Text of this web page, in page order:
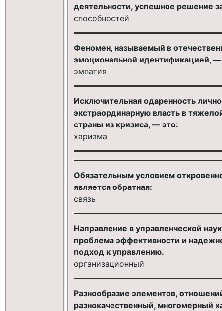
деятельности, успешное решение
способностей
Феномен, называемый в
эмоциональной идентификацией, —
эмпатия
Исключительная одаренность
экстраординарную власть в
страны из кризиса, — это:
харизма
Обязательным условием
является обратная:
связь
Направление в управленческой
проблема эффективности и
подход к управлению.
организационный
Разнообразие элементов,
разнокачественный, многомерный